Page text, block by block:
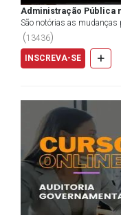
Administração Pública
São notórias as mudanças
Questionar, refletir e
(13436)
INSCREVA-SE +